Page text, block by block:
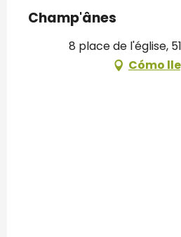
Champ'ânes
8 place de l'église,
Cómo